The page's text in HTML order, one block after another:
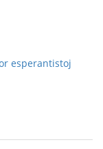
esperantistoj